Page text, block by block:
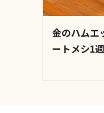
金のハムエ
ートメシ1